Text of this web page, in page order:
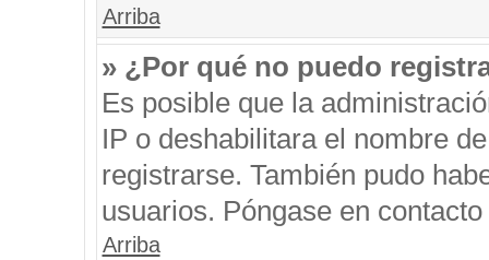
Arriba
» ¿Por qué no puedo
Es posible que la
IP o deshabilitara el nombre
registrarse. También pudo
usuarios. Póngase en
Arriba